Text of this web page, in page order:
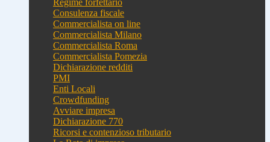
Regime forfettario
Consulenza fiscale
Commercialista on line
Commercialista Milano
Commercialista Roma
Commercialista Pomezia
Dichiarazione redditi
PMI
Enti Locali
Crowdfunding
Avviare impresa
Dichiarazione 770
Ricorsi e contenzioso tributario